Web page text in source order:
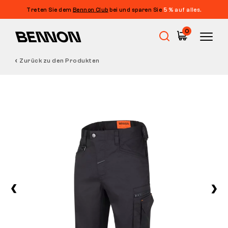
Treten Sie dem Bennon Club bei und sparen Sie 5 % auf alles.
0
Barfußschuhe
Freizeitschuhe
Zurück zu den Produkten